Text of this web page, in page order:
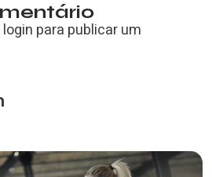
login para publicar um